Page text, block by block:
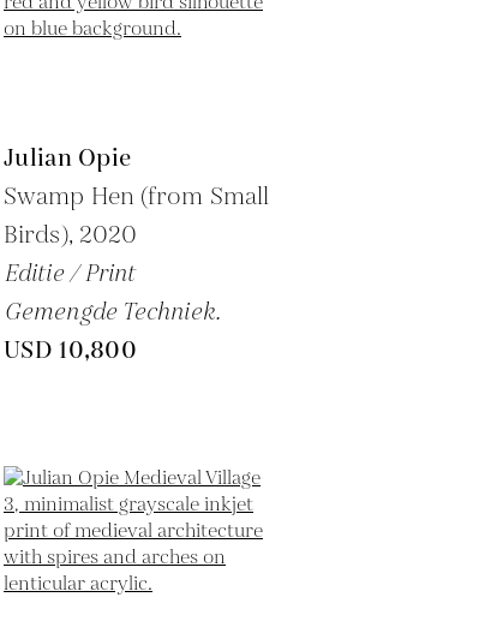
Julian Opie
Swamp Hen (from Small
Birds), 2020
Editie / Print
Gemengde Techniek.
USD 10,800